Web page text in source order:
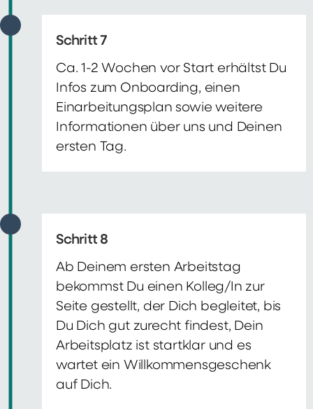
Schritt 7
Ca. 1-2 Wochen vor Start erhältst Du
Infos zum Onboarding, einen
Einarbeitungsplan sowie weitere
Informationen über uns und Deinen
ersten Tag.
Schritt 8
Ab Deinem ersten Arbeitstag
bekommst Du einen Kolleg/In zur
Seite gestellt, der Dich begleitet, bis
Du Dich gut zurecht findest, Dein
Arbeitsplatz ist startklar und es
wartet ein Willkommensgeschenk
auf Dich.